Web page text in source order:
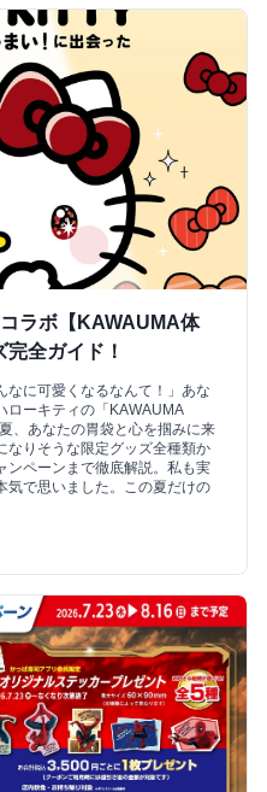
ラボ【KAWAUMA体
全ガイド！
なに可愛くなるなんて！」あな
ローキティの「KAWAUMA
、あなたの胃袋と心を掴みに来
なりそうな限定グッズ全種類か
ンペーンまで徹底解説。私も実
気で思いました。この夏だけの